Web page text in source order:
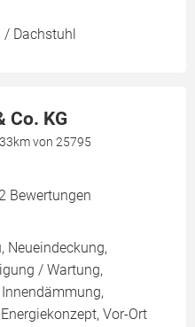
/ Dachstuhl
Co. KG
von 25795
Bewertungen
Neueindeckung,
/ Wartung,
Vor-Ort